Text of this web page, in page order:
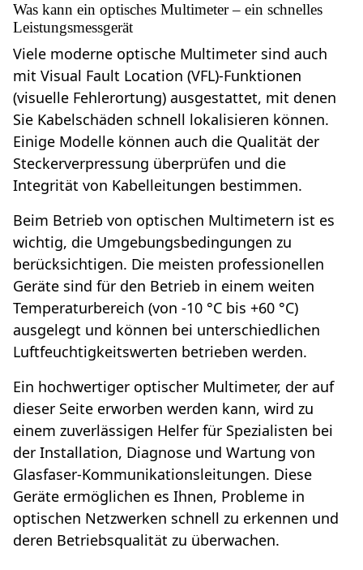
Was kann ein optisches Multimeter – ein schnelles
Leistungsmessgerät
Viele moderne optische Multimeter sind auch
mit Visual Fault Location (VFL)-Funktionen
(visuelle Fehlerortung) ausgestattet, mit denen
Sie Kabelschäden schnell lokalisieren können.
Einige Modelle können auch die Qualität der
Steckerverpressung überprüfen und die
Integrität von Kabelleitungen bestimmen.
Beim Betrieb von optischen Multimetern ist es
wichtig, die Umgebungsbedingungen zu
berücksichtigen. Die meisten professionellen
Geräte sind für den Betrieb in einem weiten
Temperaturbereich (von -10 °C bis +60 °C)
ausgelegt und können bei unterschiedlichen
Luftfeuchtigkeitswerten betrieben werden.
Ein hochwertiger optischer Multimeter, der auf
dieser Seite erworben werden kann, wird zu
einem zuverlässigen Helfer für Spezialisten bei
der Installation, Diagnose und Wartung von
Glasfaser-Kommunikationsleitungen. Diese
Geräte ermöglichen es Ihnen, Probleme in
optischen Netzwerken schnell zu erkennen und
deren Betriebsqualität zu überwachen.